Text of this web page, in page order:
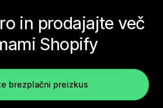
in prodajajte več
Shopify
brezplačni preizkus